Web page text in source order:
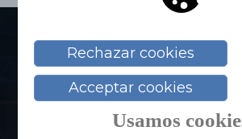
Rechazar cookies
Acceptar cookies
Usamos